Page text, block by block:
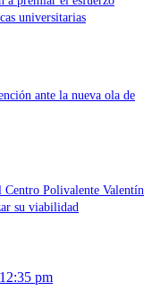
universitarias
ante la nueva ola de
Centro Polivalente Valentín
su viabilidad
pm